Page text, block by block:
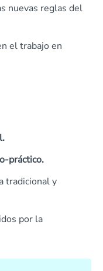
nuevas reglas del
el trabajo en
práctico.
tradicional y
por la